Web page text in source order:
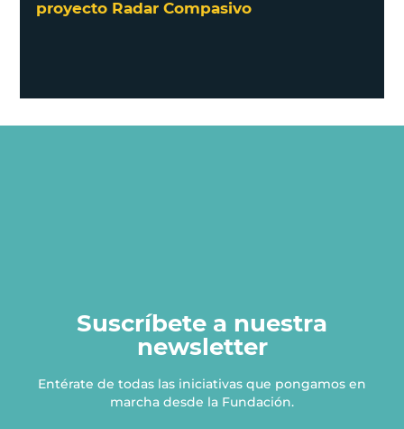
proyecto Radar Compasivo
Suscríbete a nuestra
newsletter
Entérate de todas las iniciativas que pongamos en
marcha desde la Fundación.